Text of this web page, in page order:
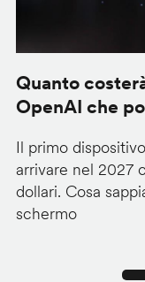
Quanto
OpenAI che
Il primo
arrivare nel 2027
dollari. Cosa
schermo